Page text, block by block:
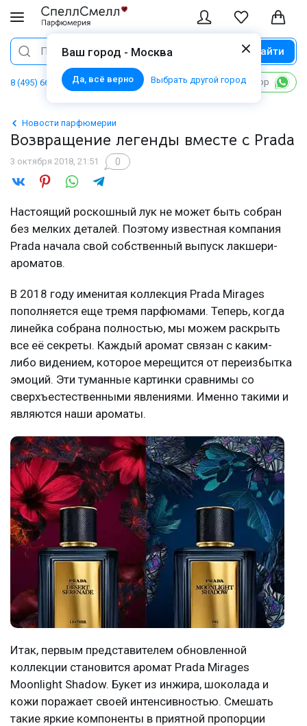
Ваш город - Москва
Да, всё верно Выбрать другой город
Поиск Найти
8 (495) 668 06 02 Написать в WhatsApp
Новости парфюмерии
Возвращение легенды вместе с Prada
3 октября 2018, 21:51 0
Настоящий роскошный лук не может быть собран
без мелких деталей. Поэтому известная компания
Prada начала свой собственный выпуск лакшери-
ароматов.
В 2018 году именитая коллекция Prada Mirages
пополняется еще тремя парфюмами. Теперь, когда
линейка собрана полностью, мы можем раскрыть
все её секреты. Каждый аромат связан с каким-
либо видением, которое мерещится от переизбытка
эмоций. Эти туманные картинки сравнимы со
сверхъестественными явлениями. Именно такими и
являются наши ароматы.
Итак, первым представителем обновленной
коллекции становится аромат Prada Mirages
Moonlight Shadow. Букет из инжира, шоколада и
кожи поражает своей интенсивностью. Смешать
такие яркие компоненты в приятной пропорции